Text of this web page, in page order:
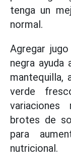
tenga un
normal.
Agregar
negra
mantequilla,
verde
variaciones
brotes de
para
nutricional.